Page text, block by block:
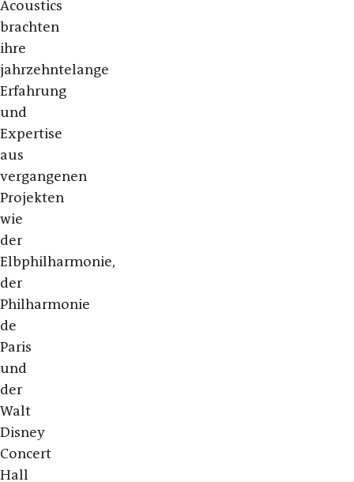
Acoustics
brachten
ihre
jahrzehntelange
Erfahrung
und
Expertise
aus
vergangenen
Projekten
wie
der
Elbphilharmonie,
der
Philharmonie
de
Paris
und
der
Walt
Disney
Concert
Hall